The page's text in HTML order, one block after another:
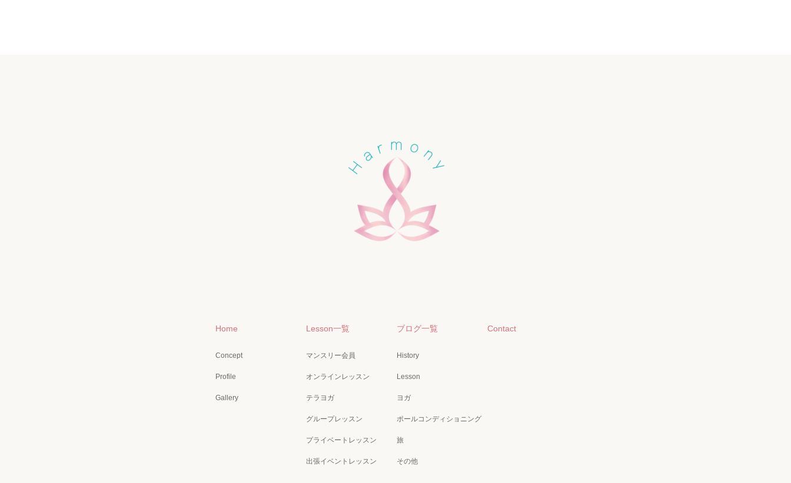
Home
Concept
Profile
Gallery
Lesson一覧
マンスリー会員
オンラインレッスン
テラヨガ
グループレッスン
プライベートレッスン
出張イベントレッスン
ブログ一覧
History
Lesson
ヨガ
ポールコンディショニング
旅
その他
Contact